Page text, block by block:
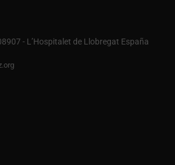
- L’Hospitalet de Llobregat España